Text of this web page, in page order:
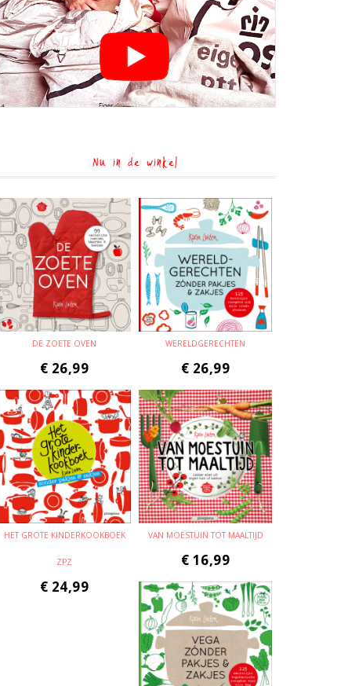
Nu in de winkel
DE ZOETE OVEN
€ 26,99
WERELDGERECHTEN
€ 26,99
HET GROTE KINDERKOOKBOEK
ZPZ
€ 24,99
VAN MOESTUIN TOT MAALTIJD
€ 16,99